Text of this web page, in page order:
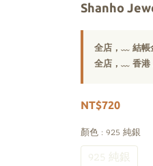
Shanho
全店，﹏ 結
全店，﹏ 香
NT$720
顏色 : 925 純銀
925 純銀